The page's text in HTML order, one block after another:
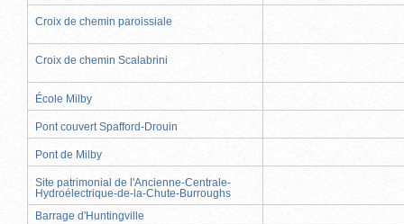
Croix de chemin paroissiale
Croix de chemin Scalabrini
École Milby
Pont couvert Spafford-Drouin
Pont de Milby
Site patrimonial de l'Ancienne-Centrale-
Hydroélectrique-de-la-Chute-Burroughs
Barrage d'Huntingville